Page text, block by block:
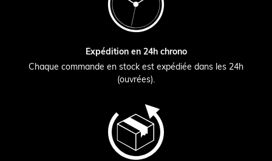
Expédition en 24h chrono
Chaque commande en stock est expédiée dans les 24h
(ouvrées).